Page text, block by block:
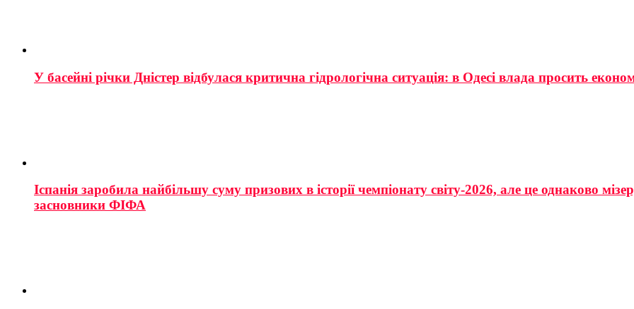
У басейні річки Дністер відбулася критична гідрологічна ситуація: в Одесі влада просить
Іспанія заробила найбільшу суму призових в історії чемпіонату світу-2026, але це однаково
засновники ФІФА